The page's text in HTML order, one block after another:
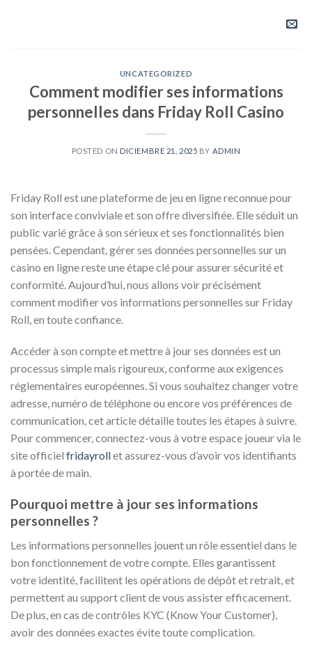
UNCATEGORIZED
Comment modifier ses informations
personnelles dans Friday Roll Casino
POSTED ON DICIEMBRE 21, 2025 BY ADMIN
Friday Roll est une plateforme de jeu en ligne reconnue pour
son interface conviviale et son offre diversifiée. Elle séduit un
public varié grâce à son sérieux et ses fonctionnalités bien
pensées. Cependant, gérer ses données personnelles sur un
casino en ligne reste une étape clé pour assurer sécurité et
conformité. Aujourd’hui, nous allons voir précisément
comment modifier vos informations personnelles sur Friday
Roll, en toute confiance.
Accéder à son compte et mettre à jour ses données est un
processus simple mais rigoureux, conforme aux exigences
réglementaires européennes. Si vous souhaitez changer votre
adresse, numéro de téléphone ou encore vos préférences de
communication, cet article détaille toutes les étapes à suivre.
Pour commencer, connectez-vous à votre espace joueur via le
site officiel fridayrollet assurez-vous d’avoir vos identifiants
à portée de main.
Pourquoi mettre à jour ses informations
personnelles ?
Les informations personnelles jouent un rôle essentiel dans le
bon fonctionnement de votre compte. Elles garantissent
votre identité, facilitent les opérations de dépôt et retrait, et
permettent au support client de vous assister efficacement.
De plus, en cas de contrôles KYC (Know Your Customer),
avoir des données exactes évite toute complication.